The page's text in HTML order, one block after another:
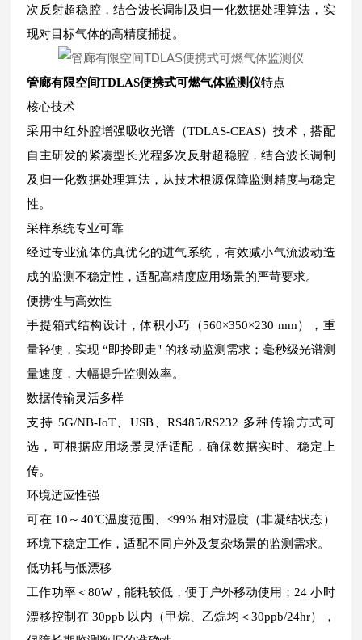
次反射超稳腔，结合波长调制及归一化数据处理算法，实
现对目标气体的高精度捕捉。
管廊有限空间TDLAS便携式可燃气体监测仪特点
核心技术
采用中红外腔增强吸收光谱（TDLAS-CEAS）技术，搭配
自主研发的紧凑型长光程多次反射超稳腔，结合波长调制
及归一化数据处理算法，从技术根源保障监测精度与稳定
性。
采样系统专业可靠
经过专业流体仿真优化的进气系统，有效减小气流波动造
成的监测不稳定性，适配高精度应用场景的严苛要求。
便携性与高效性
手提箱式结构设计，体积小巧（560×350×230 mm），重
量轻便，实现 “即拎即走" 的移动监测需求；毫秒级光谱测
量速度，大幅提升监测效率。
数据传输灵活多样
支持 5G/NB-IoT、USB、RS485/RS232 多种传输方式可
选，可根据应用场景灵活适配，确保数据实时、稳定上
传。
环境适应性强
可在 10～40℃温度范围、≤99% 相对湿度（非凝结状态）
环境下稳定工作，适配不同户外及复杂场景的监测需求。
低功耗与低漂移
工作功率＜80W，能耗较低，便于户外移动使用；24 小时
漂移控制在 30ppb 以内（甲烷、乙烷均＜30ppb/24hr），